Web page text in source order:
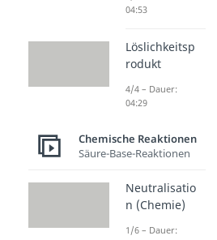
Nach Beantwortung
Studyflix zu verbessern.
Beispiel der
Du tauchst einen
Lösung mit
Dabei findet
die du so
04:53
Löslichkeitsp
rodukt
4/4 – Dauer:
04:29
Chemische Reaktionen
Säure-Base-Reaktionen
Neutralisatio
n (Chemie)
1/6 – Dauer: